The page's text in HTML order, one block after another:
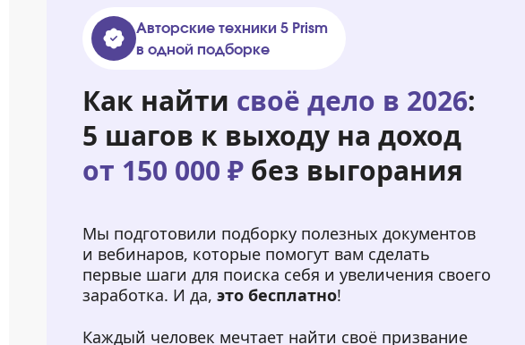
Авторские техники 5 Prism
в одной подборке
Как найти своё дело в 2026:
5 шагов к выходу на доход
от 150 000 ₽ без выгорания
Мы подготовили подборку полезных документов
и вебинаров, которые помогут вам сделать
первые шаги для поиска себя и увеличения своего
заработка. И да, это бесплатно!
Каждый человек мечтает найти своё призвание